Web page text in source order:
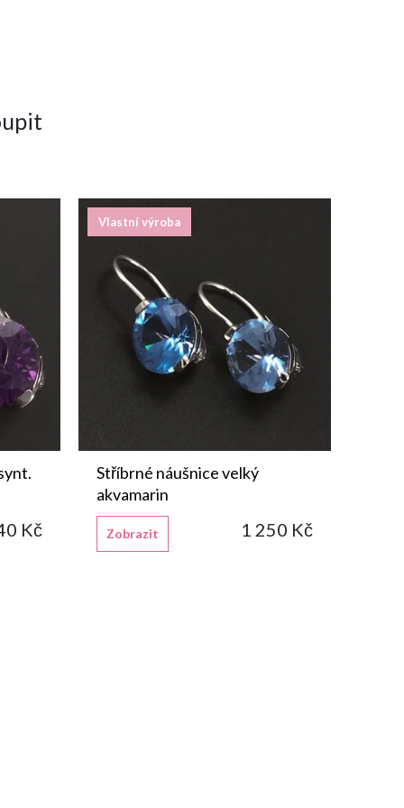
Kč
Vlastní výroba
Stříbrné náušnice velký
akvamarin
1 250 Kč
Zobrazit